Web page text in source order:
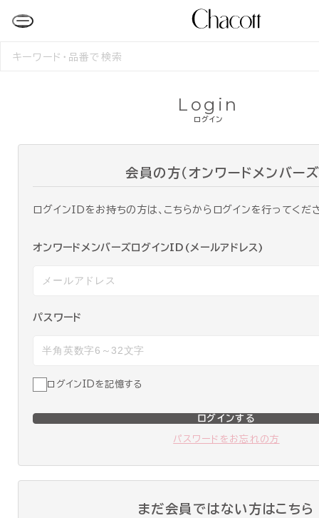
検
ログイン
Login
会員の方（オンワードメンバーズ
ログインIDをお持ちの方は、こちらからログインを行ってくだ
オンワードメンバーズログインID(メールアドレス)
パスワード
ログインIDを記憶する
ログインする
パスワードをお忘れの方
まだ会員ではない方はこちら